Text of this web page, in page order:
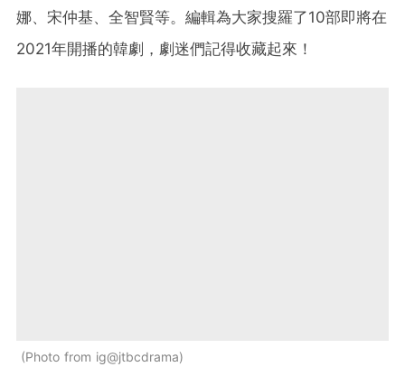
娜、宋仲基、全智賢等。編輯為大家搜羅了10部即將在
2021年開播的韓劇，劇迷們記得收藏起來！
Photo from ig@jtbcdrama